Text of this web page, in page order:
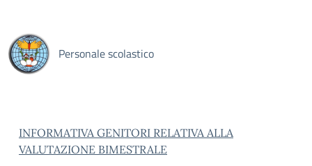
Personale scolastico
INFORMATIVA GENITORI RELATIVA ALLA
VALUTAZIONE BIMESTRALE